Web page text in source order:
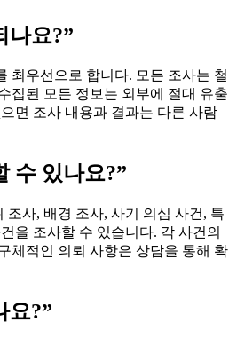
나요?”
최우선으로 합니다. 모든 조사는 철
집된 모든 정보는 외부에 절대 유출
면 조사 내용과 결과는 다른 사람
수 있나요?”
사, 배경 조사, 사기 의심 사건, 특
을 조사할 수 있습니다. 각 사건의
체적인 의뢰 사항은 상담을 통해 확
요?”